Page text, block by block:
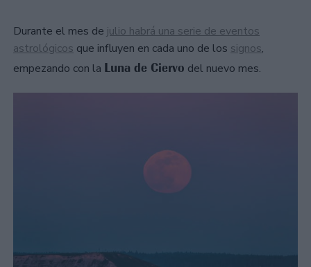
Durante el mes de julio habrá una serie de eventos
astrológicos que influyen en cada uno de los signos,
empezando con la Luna de Ciervo del nuevo mes.